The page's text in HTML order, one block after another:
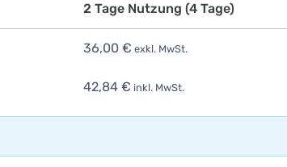
2 Tage Nutzung (4 Tage)
36,00 € exkl. MwSt.
42,84 € inkl. MwSt.